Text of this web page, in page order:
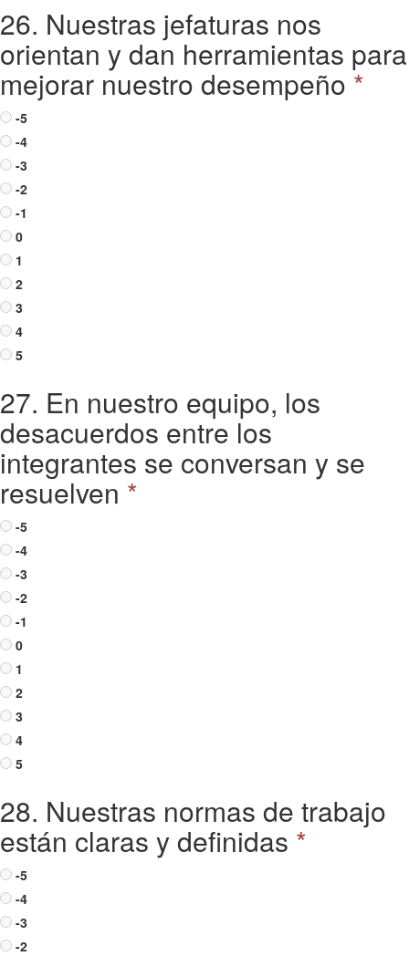
26. Nuestras jefaturas nos
orientan y dan herramientas para
mejorar nuestro desempeño *
-5
-4
-3
-2
-1
0
1
2
3
4
5
27. En nuestro equipo, los
desacuerdos entre los
integrantes se conversan y se
resuelven *
-5
-4
-3
-2
-1
0
1
2
3
4
5
28. Nuestras normas de trabajo
están claras y definidas *
-5
-4
-3
-2